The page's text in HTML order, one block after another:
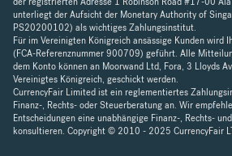
unterliegt der Aufsicht der Monetary Authority of
PS20200102) als wichtiges Zahlungsinstitut.
Für im Vereinigten Königreich ansässige Kunden wird
(FCA-Referenznummer 900709) geführt. Alle
dem Konto können an Moorwand Ltd, Fora, 3 Lloyds
Vereinigtes Königreich, geschickt werden.
CurrencyFair Limited ist ein reglementiertes
Finanz-, Rechts- oder Steuerberatung an. Wir
Entscheidungen eine unabhängige Finanz-, Rechts-
konsultieren. Copyright © 2010 - 2025 CurrencyFair